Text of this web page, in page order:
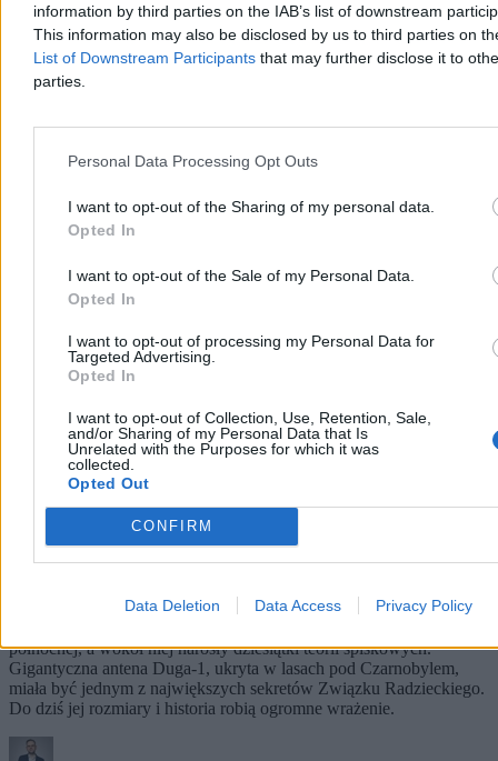
information by third parties on the IAB’s list of downstream
This information may also be disclosed by us to third parties on
List of Downstream Participants that may further disclose it to
parties.
Personal Data Processing Opt Outs
I want to opt-out of the Sharing of my personal data.
Opted In
I want to opt-out of the Sale of my Personal Data.
Opted In
I want to opt-out of processing my Personal Data for
Targeted Advertising.
Opted In
I want to opt-out of Collection, Use, Retention, Sale,
and/or Sharing of my Personal Data that Is
Unrelated with the Purposes for which it was
collected.
Opted Out
CONFIRM
Data Deletion Data Access Privacy Policy
lata. Na polach i łąkach w całej Polsce można już obserwować
bocianie sejmiki, a eksperci nie mają wątpliwości – wielka migracja
do Afryki rozpocznie się wcześniej niż zwykle.
Bartosz Michalski
05.08.2026
Nauka
„Rosyjski dzięcioł” z Czarnobyla. Historia jednej
północnej, a wokół niej narosły dziesiątki teorii spiskowych.
Gigantyczna antena Duga-1, ukryta w lasach pod Czarnobylem,
miała być jednym z największych sekretów Związku Radzieckiego.
Do dziś jej rozmiary i historia robią ogromne wrażenie.